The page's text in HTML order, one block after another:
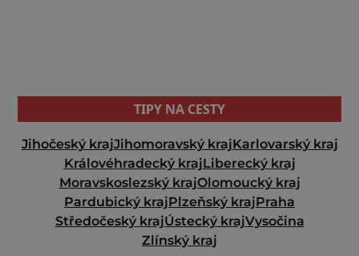
TIPY NA CESTY
Jihočeský krajJihomoravský krajKarlovarský kraj
Královéhradecký krajLiberecký kraj
Moravskoslezský krajOlomoucký kraj
Pardubický krajPlzeňský krajPraha
Středočeský krajÚstecký krajVysočina
Zlínský kraj